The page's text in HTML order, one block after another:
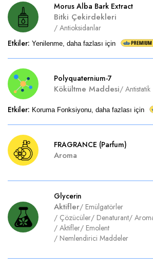
Morus Alba Bark Extract
Bitki Çekirdekleri
/ Antioksidanlar
Etkiler: Yenilenme, daha fazlası için
Polyquaternium-7
Kökültme Maddesi/ Antistatik
Etkiler: Koruma Fonksiyonu, daha fazlası için
FRAGRANCE (Parfum)
Aroma
Glycerin
Aktifler/ Emülgatörler
/ Çözücüler/ Denaturant/
/ Aktifler/ Emolent
/ Nemlendirici Maddeler